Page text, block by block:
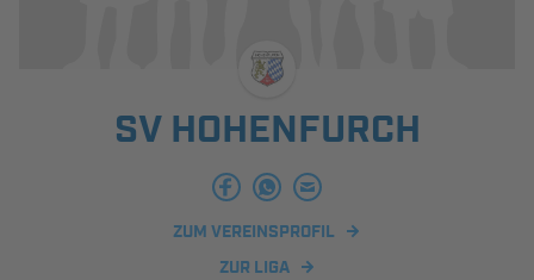
INFOTHEK SPIELPLUS
SV HOHENFURCH
ZUM VEREINSPROFIL
ZUR LIGA